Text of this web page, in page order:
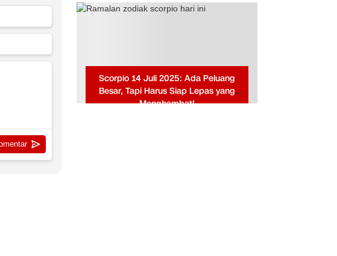
Scorpio 14 Juli 2025: Ada Peluang
Besar, Tapi Harus Siap Lepas yang
Menghambat!